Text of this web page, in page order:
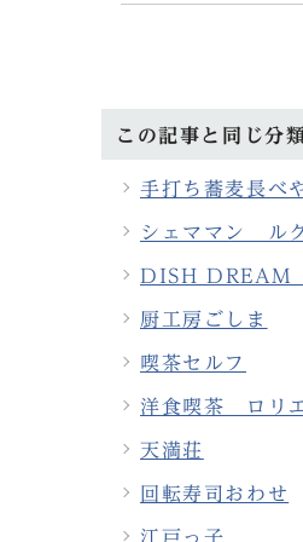
この記事と同じ分
手打ち蕎麦長べ
シェママン ル
DISH DREAM
厨工房ごしま
喫茶セルフ
洋食喫茶 ロリ
天満荘
回転寿司おわせ
江戸っ子